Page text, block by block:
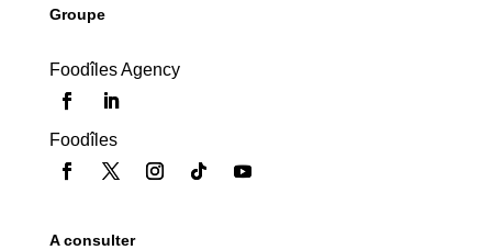
Groupe
Foodîles Agency
Foodîles
A consulter